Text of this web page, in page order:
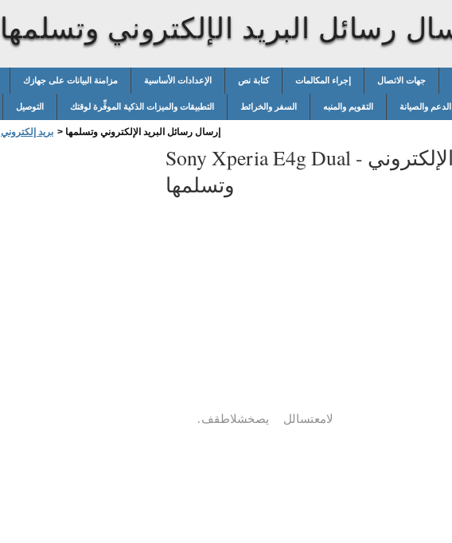
رسائل البريد الإلكتروني وتسلمها
مزامنة البيانات على جهازك الإعدادات الأساسية كتابة نص إجراء المكالمات جهات الاتصال
التوصيل التطبيقات والميزات الذكية الموفِّرة لوقتك السفر والخرائط التقويم والمنبه الدعم والصيانة
بريد إلكتروني > إرسال رسائل البريد الإلكتروني وتسلمها
Sony Xperia E4g Dual -
وتسلمها
لامعتسالل يصخشلاطقف.